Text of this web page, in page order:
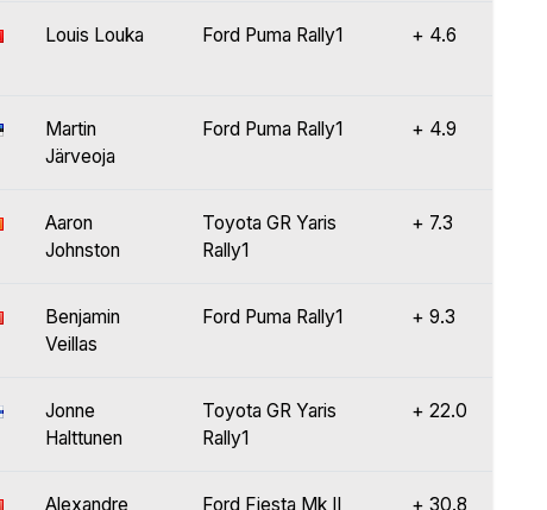
Louis Louka Ford Puma Rally1 + 4.6
Martin
Järveoja
Ford Puma Rally1 + 4.9
Aaron
Johnston
Toyota GR Yaris
Rally1
+ 7.3
Benjamin
Veillas
Ford Puma Rally1 + 9.3
Jonne
Halttunen
Toyota GR Yaris
Rally1
+ 22.0
Alexandre
Ford Fiesta Mk II
+ 30.8